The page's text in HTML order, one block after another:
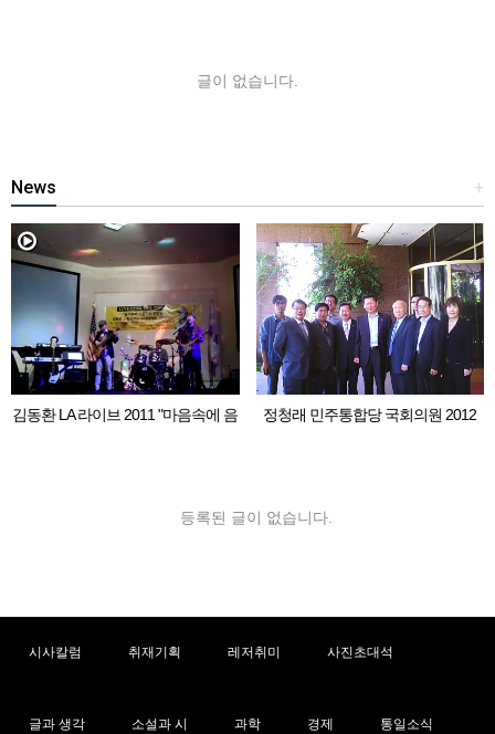
글이 없습니다.
+
News
김동환 LA 라이브 2011 "마음속에 음
정청래 민주통합당 국회의원 2012
등록된 글이 없습니다.
시사칼럼 취재기획 레저취미 사진초대석
글과 생각 소설과 시 과학 경제 통일소식